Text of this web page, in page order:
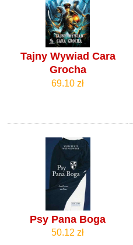
Tajny Wywiad Cara
Grocha
69.10 zł
Psy Pana Boga
50.12 zł